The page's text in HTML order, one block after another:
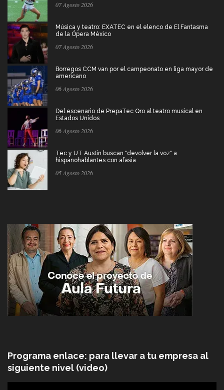
07 Agosto 2026
Música y teatro: EXATEC en el elenco de El Fantasma
de la Ópera México
07 Agosto 2026
Borregos CCM van por el campeonato en liga mayor de
americano
06 Agosto 2026
Del escenario de PrepaTec Qro al teatro musical en
Estados Unidos
06 Agosto 2026
Tec y UT Austin buscan "devolver la voz" a
hispanohablantes con afasia
05 Agosto 2026
Programa enlace: para llevar a tu empresa al
siguiente nivel (video)